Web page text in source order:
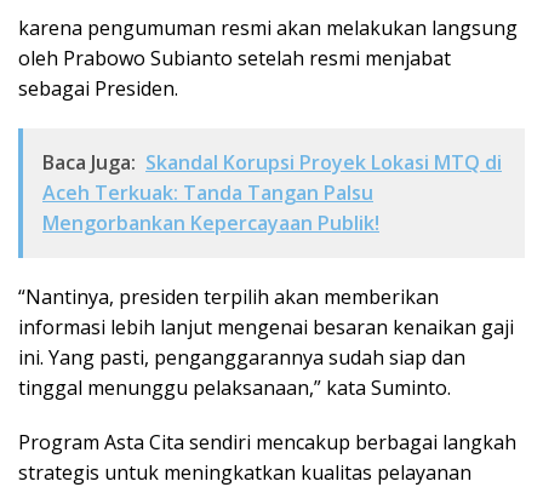
karena pengumuman resmi akan melakukan langsung
oleh Prabowo Subianto setelah resmi menjabat
sebagai Presiden.
Baca Juga: Skandal Korupsi Proyek Lokasi MTQ di
Aceh Terkuak: Tanda Tangan Palsu
Mengorbankan Kepercayaan Publik!
“Nantinya, presiden terpilih akan memberikan
informasi lebih lanjut mengenai besaran kenaikan gaji
ini. Yang pasti, penganggarannya sudah siap dan
tinggal menunggu pelaksanaan,” kata Suminto.
Program Asta Cita sendiri mencakup berbagai langkah
strategis untuk meningkatkan kualitas pelayanan